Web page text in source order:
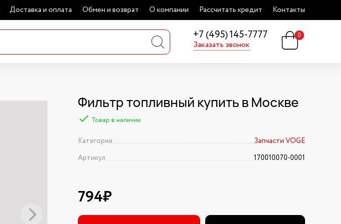
Доставка и оплата Обмен и возврат О компании Рассчитать кредит Контакты
+7 (495) 145-7777
Заказать звонок
0
Фильтр топливный купить в Москве
Товар в наличии
Категория
Запчасти VOGE
Артикул
170010070-0001
794₽